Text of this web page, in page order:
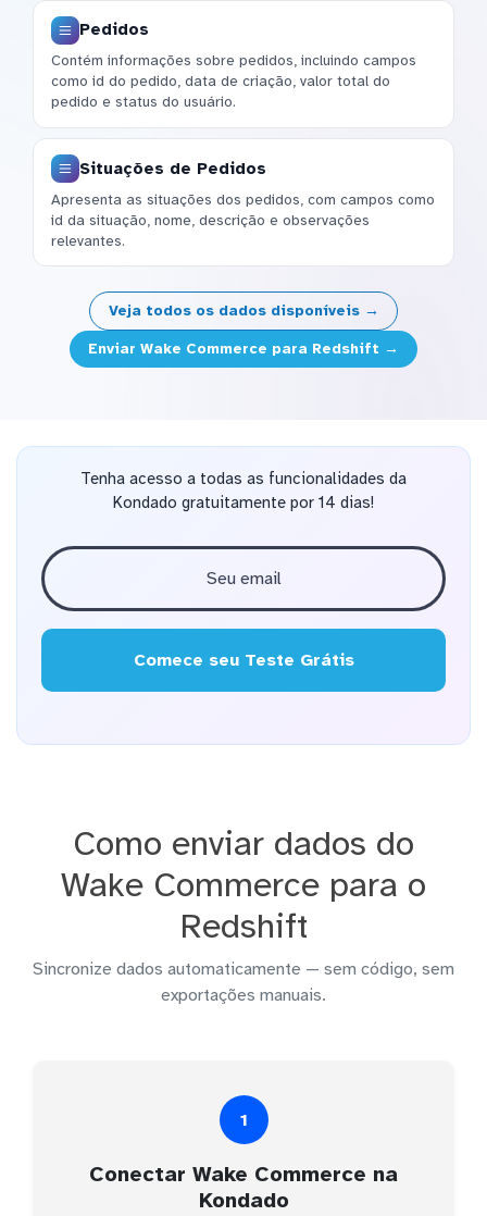
Pedidos
Contém informações sobre pedidos, incluindo campos
como id do pedido, data de criação, valor total do
pedido e status do usuário.
Situações de Pedidos
Apresenta as situações dos pedidos, com campos como
id da situação, nome, descrição e observações
relevantes.
Veja todos os dados disponíveis →
Enviar Wake Commerce para Redshift →
Tenha acesso a todas as funcionalidades da
Kondado gratuitamente por 14 dias!
Comece seu Teste Grátis
Como enviar dados do
Wake Commerce para o
Redshift
Sincronize dados automaticamente — sem código, sem
exportações manuais.
1
Conectar Wake Commerce na
Kondado